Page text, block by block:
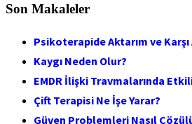
Son Makaleler
Psikoterapide Aktarım ve Karşı
Kaygı Neden Olur?
EMDR İlişki Travmalarında
Çift Terapisi Ne İşe Yarar?
Güven Problemleri Nasıl